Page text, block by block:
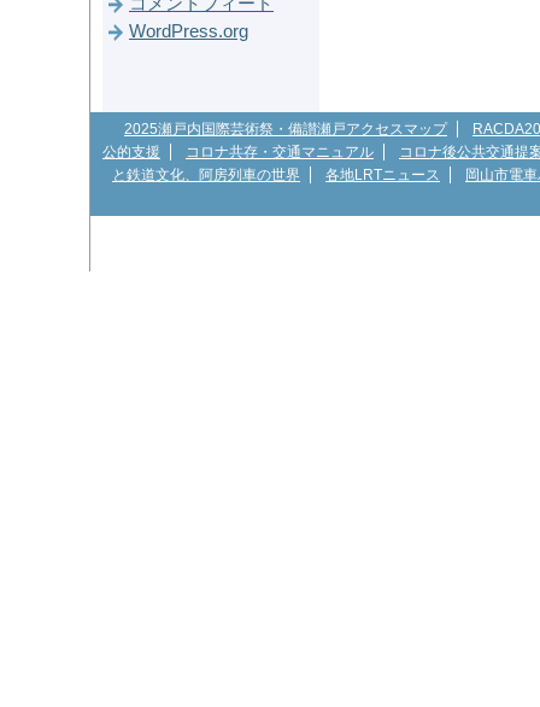
WordPress.org
2025瀬戸内国際芸術祭・備讃瀬戸アクセスマップ
公的支援
コロナ共存・交通マニュアル
コロナ後公共交通提
と鉄道文化、阿房列車の世界
各地LRTニュース 岡山市電